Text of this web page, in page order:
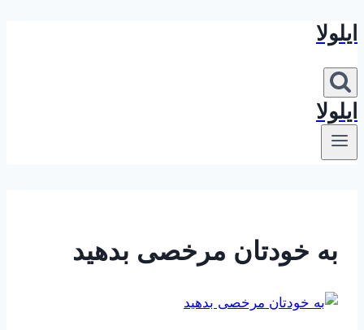
بازگشت
محتوا
ایلولا
ایلولا
به خودتان مرخصی بدهید